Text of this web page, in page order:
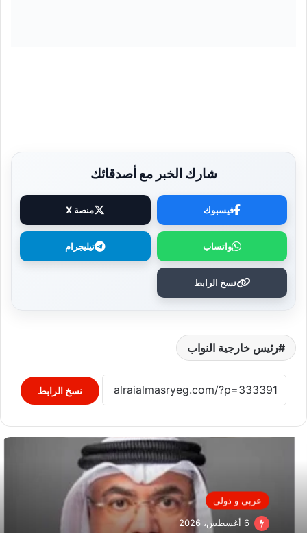
شارك الخبر مع أصدقائك
فيسبوك منصة X
واتساب تيليجرام
نسخ الرابط
رئيس خارجية النواب
نسخ الرابط
عربى و دولى
6 أغسطس، 2026